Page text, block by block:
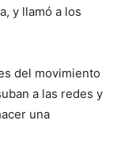
y llamó a los
del movimiento
a las redes y
una